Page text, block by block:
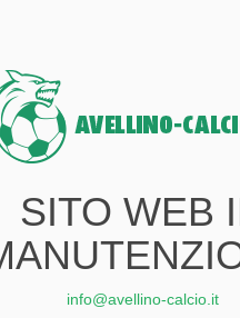
SITO WEB
info@avellino-calcio.it